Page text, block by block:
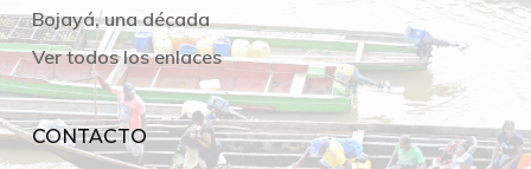
Bojayá, una década
Ver todos los enlaces
CONTACTO